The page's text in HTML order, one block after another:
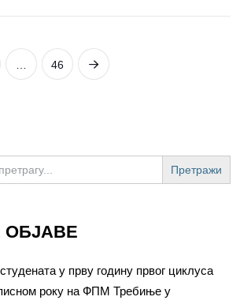
46
у прву годину првог циклуса
року на ФПМ Требиње у